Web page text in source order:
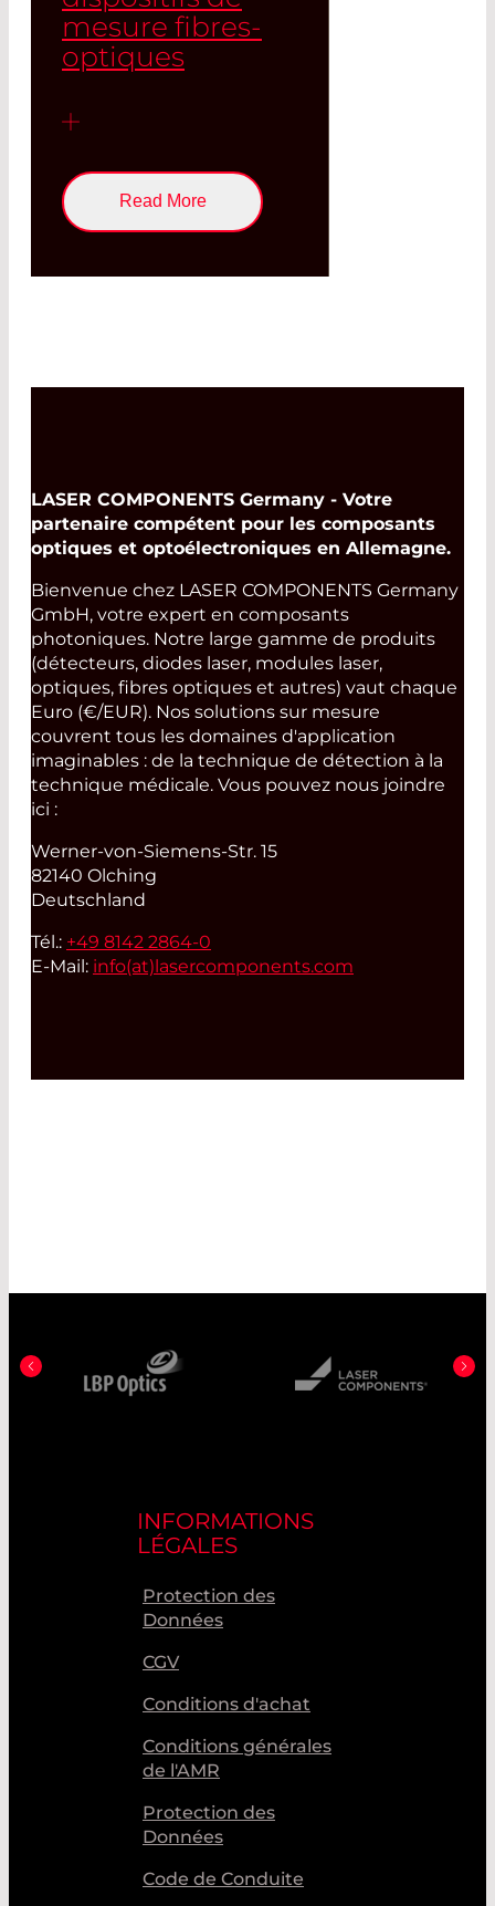
mesure fibres-
optiques
Read More
LASER COMPONENTS Germany - Votre
partenaire compétent pour les composants
optiques et optoélectroniques en Allemagne.
Bienvenue chez LASER COMPONENTS Germany
GmbH, votre expert en composants
photoniques. Notre large gamme de produits
(détecteurs, diodes laser, modules laser,
optiques, fibres optiques et autres) vaut chaque
Euro (€/EUR). Nos solutions sur mesure
couvrent tous les domaines d'application
imaginables : de la technique de détection à la
technique médicale. Vous pouvez nous joindre
ici :
Werner-von-Siemens-Str. 15
82140 Olching
Deutschland
Tél.: +49 8142 2864-0
E-Mail: info(at)lasercomponents.com
INFORMATIONS
LÉGALES
Protection des
Données
CGV
Conditions d'achat
Conditions générales
de l'AMR
Protection des
Données
Code de Conduite